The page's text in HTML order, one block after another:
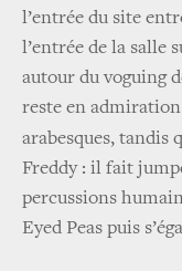
l’entrée du site
l’entrée de la salle
autour du voguing
reste en
arabesques, tandis
Freddy : il fait
percussions
Eyed Peas puis